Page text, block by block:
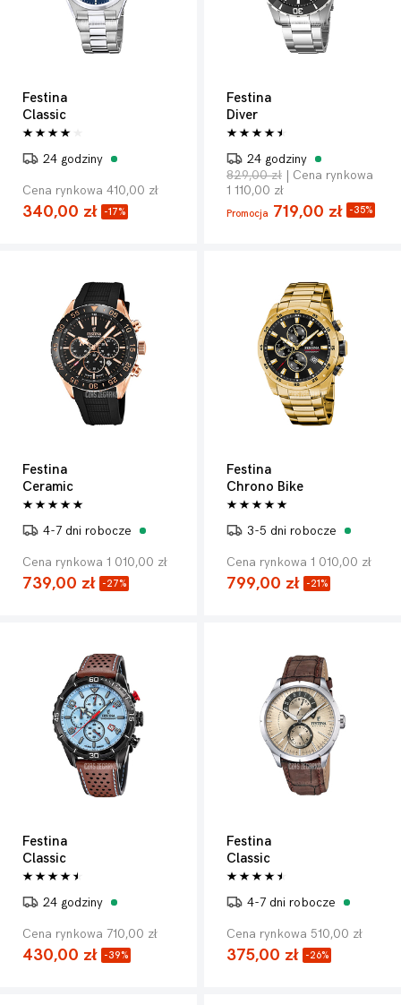
Festina
Classic
24 godziny
Cena rynkowa 410,00 zł
340,00 zł -17%
Festina
Diver
24 godziny
829,00 zł | Cena rynkowa
1 110,00 zł
Promocja 719,00 zł -35%
Festina
Ceramic
4-7 dni robocze
Cena rynkowa 1 010,00 zł
739,00 zł -27%
Festina
Chrono Bike
3-5 dni robocze
Cena rynkowa 1 010,00 zł
799,00 zł -21%
Festina
Classic
24 godziny
Cena rynkowa 710,00 zł
430,00 zł -39%
Festina
Classic
4-7 dni robocze
Cena rynkowa 510,00 zł
375,00 zł -26%